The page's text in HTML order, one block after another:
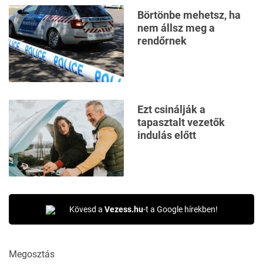
Börtönbe mehetsz, ha
nem állsz meg a
rendőrnek
Ezt csinálják a
tapasztalt vezetők
indulás előtt
Kövesd a Vezess.hu-t a Google hírekben!
Megosztás